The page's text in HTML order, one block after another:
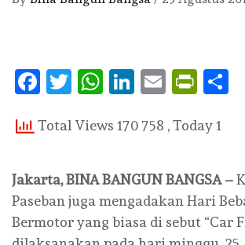
Facebook
Twitter
WhatsApp
LinkedIn
Email
Total Views 170 758 , Today 1
Jakarta, BINA BANGUN BANGSA –
Paseban juga mengadakan Hari
Bermotor yang biasa di sebut “Car